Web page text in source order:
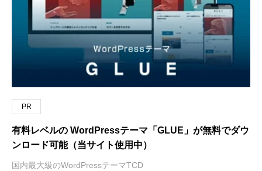
PR
有料レベルの WordPressテーマ「GLUE」が無料でダウ
ンロード可能（当サイト使用中）
国内最大級のWordPressテーマTCD